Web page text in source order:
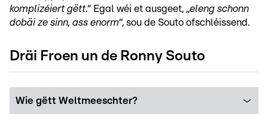
komplizéiert gëtt.“ Egal wéi et ausgeet, „eleng schonn
dobäi ze sinn, ass enorm“, sou de Souto ofschléissend.
Dräi Froen un de Ronny Souto
Wie gëtt Weltmeeschter?